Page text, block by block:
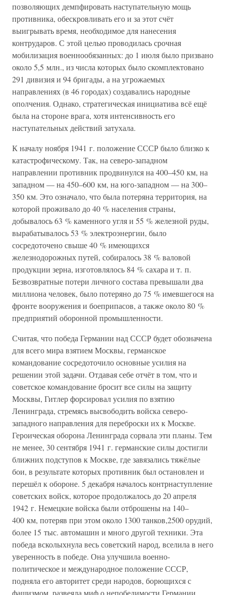
позволяющих демпфировать наступательную мощь
противника, обескровливать его и за этот счёт
выигрывать время, необходимое для нанесения
контрударов. С этой целью проводилась срочная
мобилизация военнообязанных: до 1 июля было призвано
около 5,5 млн., из числа которых было скомплектовано
291 дивизия и 94 бригады, а на угрожаемых
направлениях (в 46 городах) создавались народные
ополчения. Однако, стратегическая инициатива всё ещё
была на стороне врага, хотя интенсивность его
наступательных действий затухала.
К началу ноября 1941 г. положение СССР было близко к
катастрофическому. Так, на северо-западном
направлении противник продвинулся на 400–450 км, на
западном — на 450–600 км, на юго-западном — на 300–
350 км. Это означало, что была потеряна территория, на
которой проживало до 40 % населения страны,
добывалось 63 % каменного угля и 55 % железной руды,
вырабатывалось 53 % электроэнергии, было
сосредоточено свыше 40 % имеющихся
железнодорожных путей, собиралось 38 % валовой
продукции зерна, изготовлялось 84 % сахара и т. п.
Безвозвратные потери личного состава превышали два
миллиона человек, было потеряно до 75 % имевшегося на
фронте вооружения и боеприпасов, а также около 80 %
предприятий оборонной промышленности.
Считая, что победа Германии над СССР будет обозначена
для всего мира взятием Москвы, германское
командование сосредоточило основные усилия на
решении этой задачи. Отдавая себе отчёт в том, что и
советское командование бросит все силы на защиту
Москвы, Гитлер форсировал усилия по взятию
Ленинграда, стремясь высвободить войска северо-
западного направления для переброски их к Москве.
Героическая оборона Ленинграда сорвала эти планы. Тем
не менее, 30 сентября 1941 г. германские силы достигли
ближних подступов к Москве, где завязались тяжёлые
бои, в результате которых противник был остановлен и
перешёл к обороне. 5 декабря началось контрнаступление
советских войск, которое продолжалось до 20 апреля
1942 г. Немецкие войска были отброшены на 140–
400 км, потеряв при этом около 1300 танков,2500 орудий,
более 15 тыс. автомашин и много другой техники. Эта
победа всколыхнула весь советский народ, вселила в него
уверенность в победе. Она улучшила военно-
политическое и международное положение СССР,
подняла его авторитет среди народов, борющихся с
фашизмом, развеяла миф о непобедимости Германии,